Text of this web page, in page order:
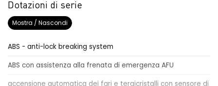
Dotazioni di serie
Mostra / Nascondi
ABS - anti-lock breaking system
ABS con assistenza alla frenata di emergenza AFU
accensione automatica dei fari e tergicristalli con sensore di